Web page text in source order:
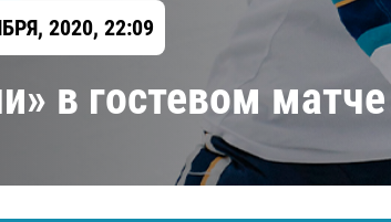
2020, 22:09
в гостевом